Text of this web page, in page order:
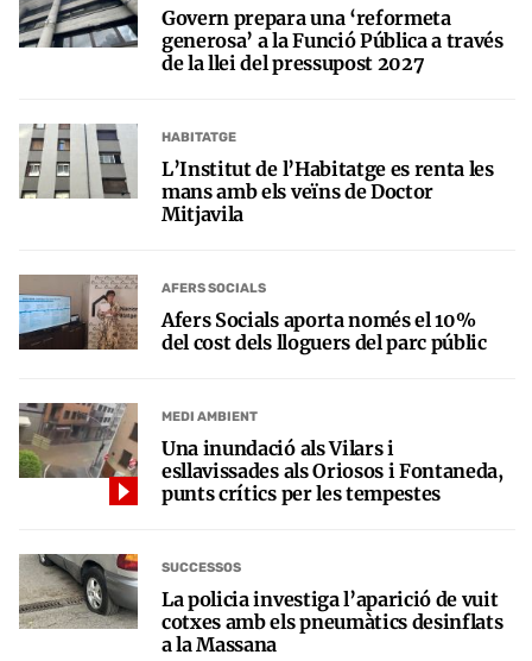
Govern prepara una ‘reformeta
generosa’ a la Funció Pública a través
de la llei del pressupost 2027
HABITATGE
L’Institut de l’Habitatge es renta les
mans amb els veïns de Doctor
Mitjavila
AFERS SOCIALS
Afers Socials aporta només el 10%
del cost dels lloguers del parc públic
MEDI AMBIENT
Una inundació als Vilars i
esllavissades als Oriosos i Fontaneda,
punts crítics per les tempestes
SUCCESSOS
La policia investiga l’aparició de vuit
cotxes amb els pneumàtics desinflats
a la Massana